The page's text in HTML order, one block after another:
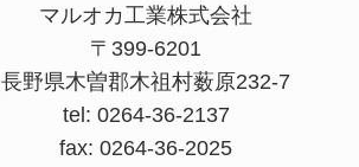
マルオカ工業株式会社
〒399-6201
長野県木曽郡木祖村薮原232-7
tel: 0264-36-2137
fax: 0264-36-2025